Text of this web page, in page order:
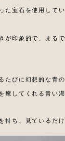
た宝石を使用してい
印象的で、まる
びに幻想的な青
してくれる青い湖
ち、見ているだ